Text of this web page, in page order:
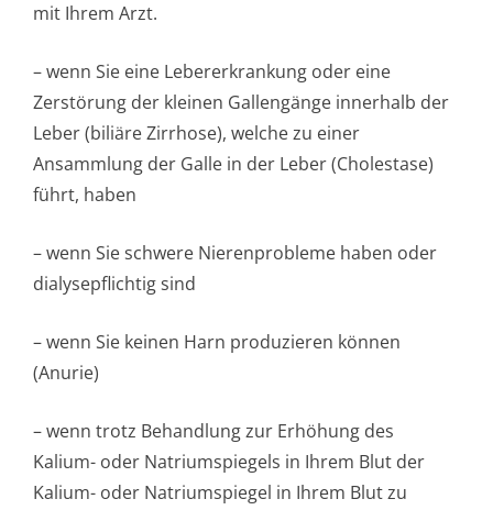
mit Ihrem Arzt.
– wenn Sie eine Lebererkrankung oder eine
Zerstörung der kleinen Gallengänge innerhalb der
Leber (biliäre Zirrhose), welche zu einer
Ansammlung der Galle in der Leber (Cholestase)
führt, haben
– wenn Sie schwere Nierenprobleme haben oder
dialysepflichtig sind
– wenn Sie keinen Harn produzieren können
(Anurie)
– wenn trotz Behandlung zur Erhöhung des
Kalium- oder Natriumspiegels in Ihrem Blut der
Kalium- oder Natriumspiegel in Ihrem Blut zu